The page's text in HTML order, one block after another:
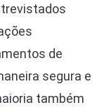
de
segura e
também